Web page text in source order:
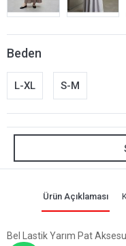
Beden
L-XL S-M
Ürün Açıklaması
Bel Lastik Yarım Pat